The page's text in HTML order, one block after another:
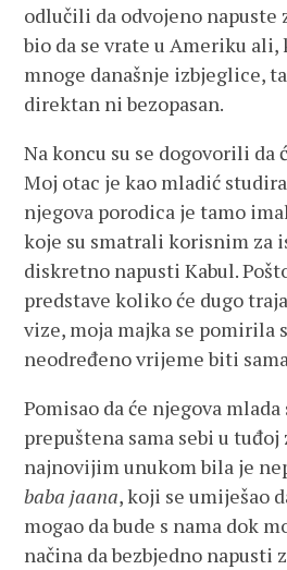
odlučili da odvojeno napuste
bio da se vrate u Ameriku ali,
mnoge današnje izbjeglice,
direktan ni bezopasan.
Na koncu su se dogovorili da
Moj otac je kao mladić
njegova porodica je tamo
koje su smatrali korisnim za
diskretno napusti Kabul.
predstave koliko će dugo
vize, moja majka se pomirila
neodređeno vrijeme biti
Pomisao da će njegova
prepuštena sama sebi u
najnovijim unukom bila je
baba jaana, koji se umiješao
mogao da bude s nama dok
načina da bezbjedno napusti